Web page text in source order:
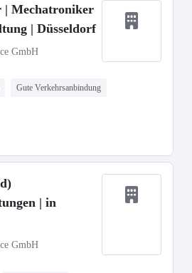
Mechatroniker
| Düsseldorf
GmbH
Gute Verkehrsanbindung
| in
GmbH